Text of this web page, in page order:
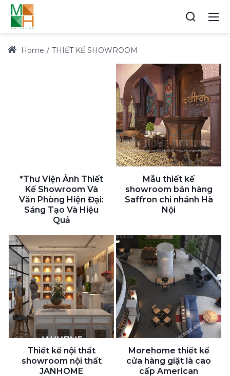
Home THIẾT KẾ SHOWROOM
*Thư Viện Ảnh Thiết
Kế Showroom Và
Văn Phòng Hiện Đại:
Sáng Tạo Và Hiệu
Quả
Mẫu thiết kế
showroom bán hàng
Saffron chi nhánh Hà
Nội
Thiết kế nội thất
showroom nội thất
JANHOME
Morehome thiết kế
cửa hàng giặt là cao
cấp American